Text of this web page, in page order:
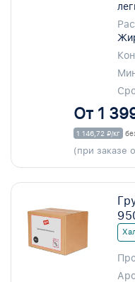
От 1
1 146,72 ₽/кг
(при заказе